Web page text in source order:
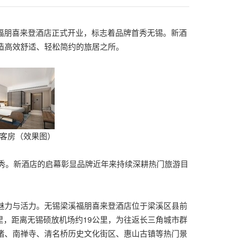
喜来登酒店正式开业，标志着品牌首秀无锡。新酒
效舒适、轻松简约的旅居之所。
（效果图）
新酒店的启幕彰显品牌近年来持续深耕热门旅游目
与活力。无锡梁溪福朋喜来登酒店位于梁溪区县前
距离无锡硕放机场约19公里，为往返长三角城市群
南禅寺、清名桥历史文化街区、惠山古镇等热门景